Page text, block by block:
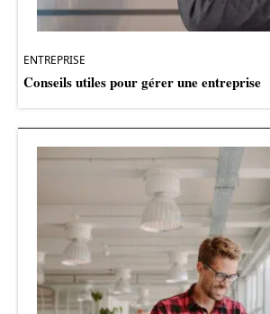
ENTREPRISE
Conseils utiles pour gérer une entreprise